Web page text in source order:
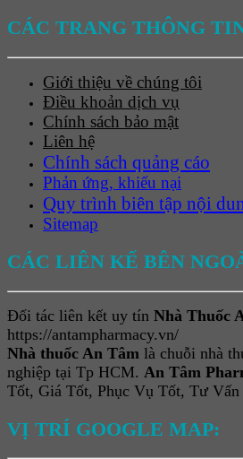
CÁC TRANG THÔNG
Giới thiệu về chúng tôi
Điều khoản dịch vụ
Chính sách bảo mật
Liên hệ
Chính sách quảng cáo
Phản ứng, khiếu nại
Quy trình biên tập nội
Sitemap
CÁC LIÊN KẾ BÊN
Đối tác liên kết uy tín Nhà Thuốc
https://antampharmacy.vn/
Nhà thuốc An Tâm là chuỗi nhà
nghiệp tại Tp HCM. An Tâm
Tốt, Giá Tốt, Phục Vụ Tốt, Tư Vấn
VỊ TRÍ GOOGLE MAP: